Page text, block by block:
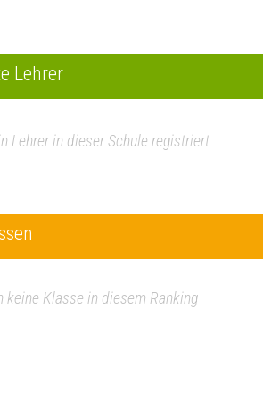
Lehrer
Lehrer in dieser Schule registriert
keine Klasse in diesem Ranking